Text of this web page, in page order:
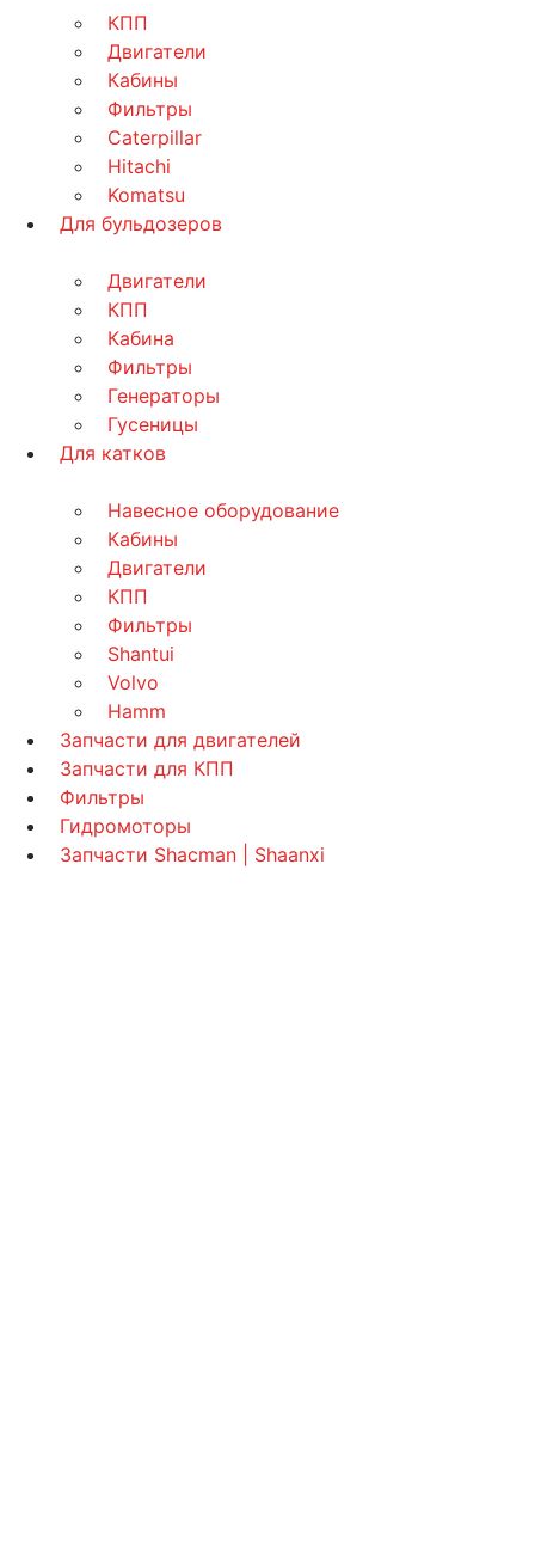
КПП
Двигатели
Кабины
Фильтры
Caterpillar
Hitachi
Komatsu
Для бульдозеров
Двигатели
КПП
Кабина
Фильтры
Генераторы
Гусеницы
Для катков
Навесное оборудование
Кабины
Двигатели
КПП
Фильтры
Shantui
Volvo
Hamm
Запчасти для двигателей
Запчасти для КПП
Фильтры
Гидромоторы
Запчасти Shacman | Shaanxi